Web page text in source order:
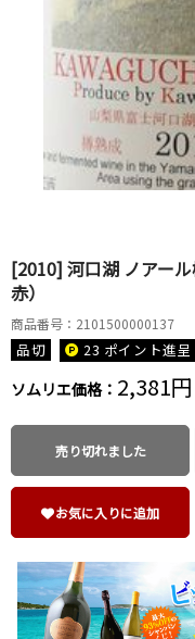
[2010] 河口湖 ノアー
赤）
商品番号：2101500000137
品切 23 ポイント進呈
ソムリエ価格： 2,381円
売り切れました
お気に入りに追加